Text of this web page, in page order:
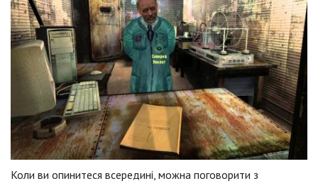
Коли ви опинитеся всередині, можна поговорити з